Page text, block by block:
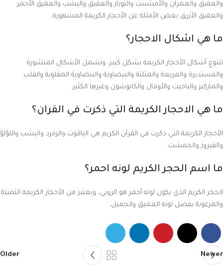
والعقيق والعمران والأميثست والتوباز والعقيق واليشب والعقيق الأحمر
والعقيق الأزرق بعض الأمثلة عن الأحجار الكريمة المشهورة.
ما هي اشكال الاحجار؟
تتنوع أشكال الأحجار الكريمة بشكل كبير، وتشمل الأشكال المنشورة
والمستديرة والمربعة والمثلثة والبيضاوية والبيضاوية المقلوبة والقلب
والماركيز والباجيت والأوفال والكابوشون وغيرها الكثير.
ما هي الاحجار الكريمة التي ذكرت في القران؟
الأحجار الكريمة التي ذكرت في القرآن الكريم هي الياقوت والزمرد واليشب واللؤلؤ
والفيروز والجمشت.
ما اسم الحجر الكريم لونه احمر؟
الحجر الكريم الذي يكون لونه أحمر هو الروبي، ويعتبر من الأحجار الكريمة الثمينة
والمرغوبة بفضل لونه العميق والجميل.
Newer
Older